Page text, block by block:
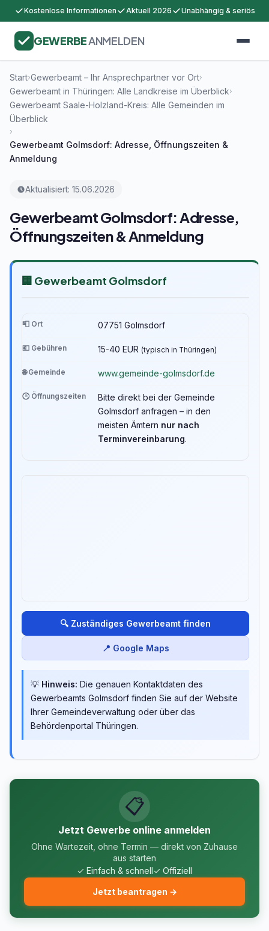
Kostenlose Informationen Aktuell 2026 Unabhängig & seriös
GEWERBEANMELDEN
Start›Gewerbeamt – Ihr Ansprechpartner vor Ort›
Gewerbeamt in Thüringen: Alle Landkreise im Überblick›
Gewerbeamt Saale-Holzland-Kreis: Alle Gemeinden im
Überblick
›
Gewerbeamt Golmsdorf: Adresse, Öffnungszeiten &
Anmeldung
Aktualisiert: 15.06.2026
Gewerbeamt Golmsdorf: Adresse,
Öffnungszeiten & Anmeldung
🏢 Gewerbeamt Golmsdorf
📮 Ort 07751 Golmsdorf
💶 Gebühren 15-40 EUR (typisch in Thüringen)
🌐 Gemeinde www.gemeinde-golmsdorf.de
🕒 Öffnungszeiten
Bitte direkt bei der Gemeinde
Golmsdorf anfragen – in den
meisten Ämtern nur nach
Terminvereinbarung.
🔍 Zuständiges Gewerbeamt finden
📍 Google Maps
💡 Hinweis: Die genauen Kontaktdaten des
Gewerbeamts Golmsdorf finden Sie auf der Website
Ihrer Gemeindeverwaltung oder über das
Behördenportal Thüringen.
📋
Jetzt Gewerbe online anmelden
Ohne Wartezeit, ohne Termin — direkt von Zuhause
aus starten
✓ Einfach & schnell✓ Offiziell
Jetzt beantragen →